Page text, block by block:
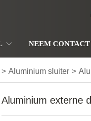
NEEM CONTACT
> Aluminium sluiter >
Aluminium externe